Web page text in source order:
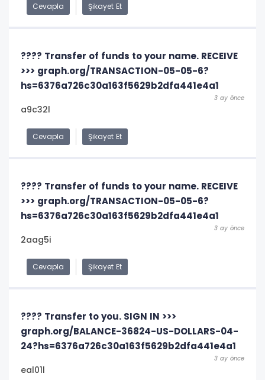
Cevapla Şikayet Et
???? Transfer of funds to your name. RECEIVE
>>> graph.org/TRANSACTION-05-05-6?
hs=6376a726c30a163f5629b2dfa441e4a1
3 ay önce
a9c32l
Cevapla Şikayet Et
???? Transfer of funds to your name. RECEIVE
>>> graph.org/TRANSACTION-05-05-6?
hs=6376a726c30a163f5629b2dfa441e4a1
3 ay önce
2aag5i
Cevapla Şikayet Et
???? Transfer to you. SIGN IN >>>
graph.org/BALANCE-36824-US-DOLLARS-04-
24?hs=6376a726c30a163f5629b2dfa441e4a1
3 ay önce
eal01l